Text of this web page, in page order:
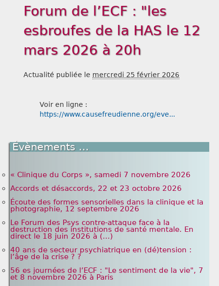
Forum de l’ECF : "les
esbroufes de la HAS le 12
mars 2026 à 20h
Actualité publiée le mercredi 25 février 2026
Voir en ligne :
https://www.causefreudienne.org/eve...
Évènements ...
« Clinique du Corps », samedi 7 novembre 2026
Accords et désaccords, 22 et 23 octobre 2026
Écoute des formes sensorielles dans la clinique et la
photographie, 12 septembre 2026
Le Forum des Psys contre-attaque face à la
destruction des institutions de santé mentale. En
direct le 18 juin 2026 à (...)
40 ans de secteur psychiatrique en (dé)tension :
l’âge de la crise ? ?
56 es journées de l’ECF : "Le sentiment de la vie", 7
et 8 novembre 2026 à Paris